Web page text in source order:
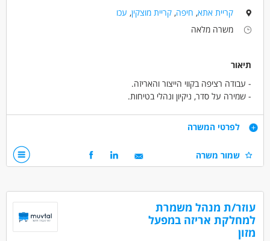
קריית אתא, חיפה,קריית מוצקין, עכו
משרה מלאה
תיאור
- עבודה רציפה בקווי הייצור והאריזה.
- שמירה על סדר, ניקיון ונהלי בטיחות.
דרישות
- נכונות לעבודה פיזית מתונה ועבודה במשרה מלאה.
- רצינות, אחריות, נכונות ללמוד ומוסר עבודה גבוה.
מכונות, ייצור ותעשיה - עובדי ייצור
לפרטי המשרה
שמור משרה
עוזר/ת מנהל משמרת
למחלקת אריזה במפעל
מזון